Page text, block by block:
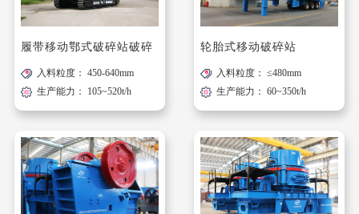
履带移动鄂式破碎站破碎
站
入料粒度： 450-640mm
生产能力： 105~520t/h
轮胎式移动破碎站
入料粒度： ≤480mm
生产能力： 60~350t/h